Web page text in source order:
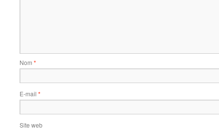
Nom *
E-mail *
Site web